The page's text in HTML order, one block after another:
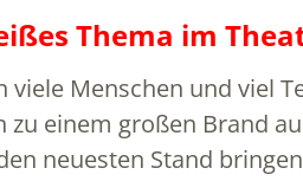
Thema im
Menschen und viel
einem großen Brand
neuesten Stand